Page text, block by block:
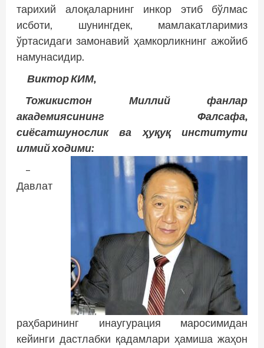
тарихий алоқаларнинг инкор этиб бўлмас
исботи, шунингдек, мамлакатларимиз
ўртасидаги замонавий ҳамкорликнинг ажойиб
намунасидир.
Виктор КИМ,
Тожикистон Миллий фанлар
академиясининг Фалсафа,
сиёсатшунослик ва ҳуқуқ институти
илмий ходими:
–
Давлат
раҳбарининг инаугурация маросимидан
кейинги дастлабки қадамлари ҳамиша жаҳон